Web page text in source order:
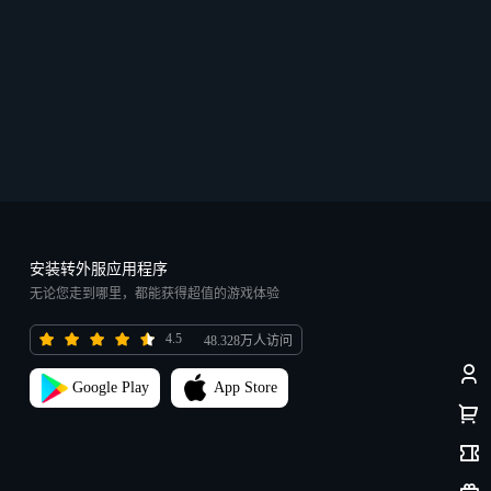
安装转外服应用程序
无论您走到哪里，都能获得超值的游戏体验
4.5 48.328万人访问
Google Play App Store